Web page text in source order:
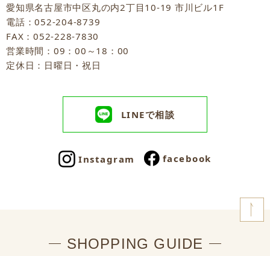
愛知県名古屋市中区丸の内2丁目10-19 市川ビル1F
電話：052-204-8739
FAX：052-228-7830
営業時間：09：00～18：00
定休日：日曜日・祝日
LINEで相談
Instagram facebook
SHOPPING GUIDE